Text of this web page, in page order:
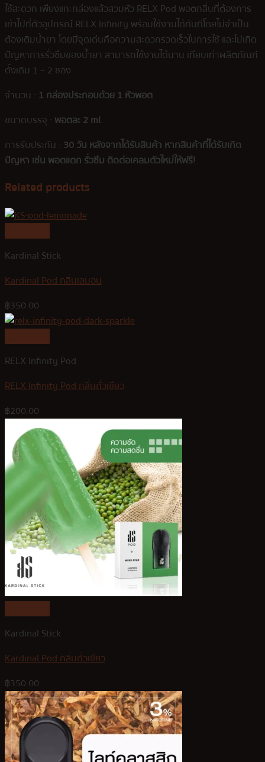
ใช้สะดวก เพียงแกะกล่องแล้วสวมหัว RELX Pod พอตกลิ่นที่ต้องการ
เข้าไปที่ตัวอุปกรณ์ RELX Infinity พร้อมใช้งานได้ทันทีโดยไม่จำเป็น
ต้องเติมน้ำยา โดยมีจุดเด่นคือความสะดวกรวดเร็วในการใช้ และไม่เกิด
ปัญหาการรั่วซึมของน้ำยา สามารถใช้งานได้นาน เทียบเท่าผลิตภัณฑ์
ดั้งเดิม 1 – 2 ซอง
จำนวน : 1 กล่องประกอบด้วย 1 หัวพอต
ขนาดบรรจุ : พอตละ 2 ml.
การรับประกัน : 30 วัน หลังจากได้รับสินค้า หากสินค้าที่ได้รับเกิด
ปัญหา เช่น พอตแตก รั่วซึม ติดต่อเคลมตัวใหม่ให้ฟรี!
Related products
Kardinal Stick
Kardinal Pod กลิ่นเลมอน
฿350.00
RELX Infinity Pod
RELX Infinity Pod กลิ่นถั่วเขียว
฿200.00
Kardinal Stick
Kardinal Pod กลิ่นถั่วเขียว
฿350.00